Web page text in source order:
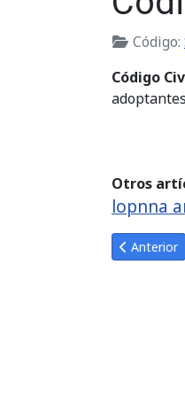
Código:
Código
Otros
lopnna
Artículo
Anterior